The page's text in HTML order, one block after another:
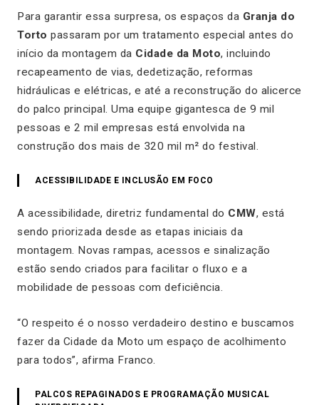
Para garantir essa surpresa, os espaços da Granja do
Torto passaram por um tratamento especial antes do
início da montagem da Cidade da Moto, incluindo
recapeamento de vias, dedetização, reformas
hidráulicas e elétricas, e até a reconstrução do alicerce
do palco principal. Uma equipe gigantesca de 9 mil
pessoas e 2 mil empresas está envolvida na
construção dos mais de 320 mil m² do festival.
ACESSIBILIDADE E INCLUSÃO EM FOCO
A acessibilidade, diretriz fundamental do CMW, está
sendo priorizada desde as etapas iniciais da
montagem. Novas rampas, acessos e sinalização
estão sendo criados para facilitar o fluxo e a
mobilidade de pessoas com deficiência.
“O respeito é o nosso verdadeiro destino e buscamos
fazer da Cidade da Moto um espaço de acolhimento
para todos”, afirma Franco.
PALCOS REPAGINADOS E PROGRAMAÇÃO MUSICAL